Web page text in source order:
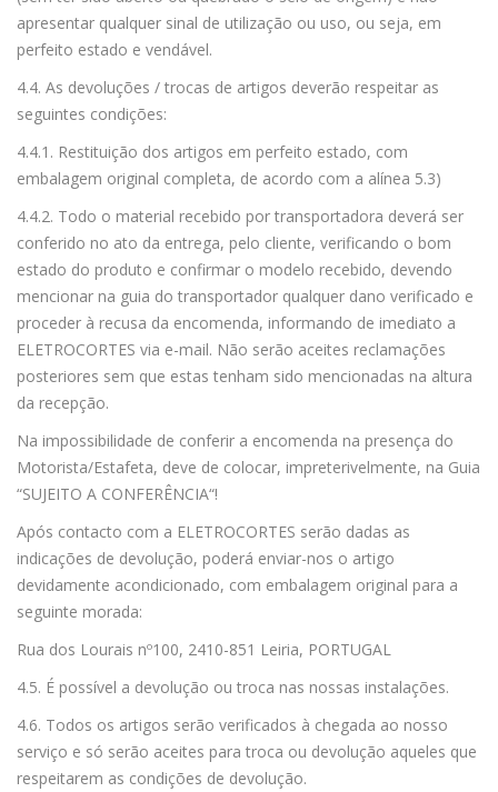
apresentar qualquer sinal de utilização ou uso, ou seja, em
perfeito estado e vendável.
4.4. As devoluções / trocas de artigos deverão respeitar as
seguintes condições:
4.4.1. Restituição dos artigos em perfeito estado, com
embalagem original completa, de acordo com a alínea 5.3)
4.4.2. Todo o material recebido por transportadora deverá ser
conferido no ato da entrega, pelo cliente, verificando o bom
estado do produto e confirmar o modelo recebido, devendo
mencionar na guia do transportador qualquer dano verificado e
proceder à recusa da encomenda, informando de imediato a
ELETROCORTES via e-mail. Não serão aceites reclamações
posteriores sem que estas tenham sido mencionadas na altura
da recepção.
Na impossibilidade de conferir a encomenda na presença do
Motorista/Estafeta, deve de colocar, impreterivelmente, na Guia
“SUJEITO A CONFERÊNCIA“!
Após contacto com a ELETROCORTES serão dadas as
indicações de devolução, poderá enviar-nos o artigo
devidamente acondicionado, com embalagem original para a
seguinte morada:
Rua dos Lourais nº100, 2410-851 Leiria, PORTUGAL
4.5. É possível a devolução ou troca nas nossas instalações.
4.6. Todos os artigos serão verificados à chegada ao nosso
serviço e só serão aceites para troca ou devolução aqueles que
respeitarem as condições de devolução.